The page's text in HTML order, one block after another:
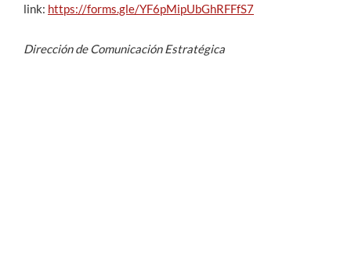
link: https://forms.gle/YF6pMipUbGhRFFfS7
Dirección de Comunicación Estratégica